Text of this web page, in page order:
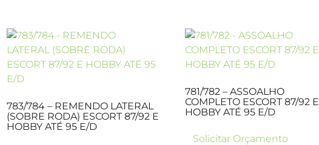
783/784 – REMENDO LATERAL
(SOBRE RODA) ESCORT 87/92 E
HOBBY ATÉ 95 E/D
781/782 – ASSOALHO
COMPLETO ESCORT 87/92 E
HOBBY ATÉ 95 E/D
Solicitar Orçamento